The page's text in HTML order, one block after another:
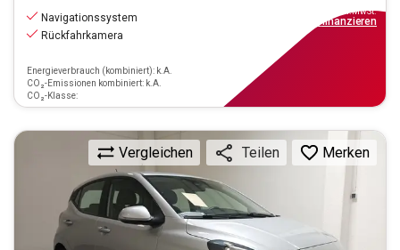
Navigationssystem
Rückfahrkamera
Energieverbrauch (kombiniert): k.A.
CO₂-Emissionen kombiniert: k.A.
CO₂-Klasse:
inkl.MwSt.
finanzieren
Vergleichen Teilen Merken